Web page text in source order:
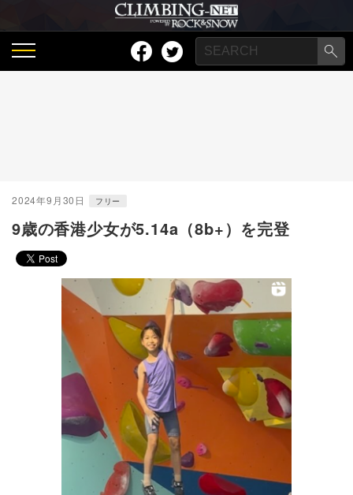
2024年9月30日 フリー
9歳の香港少女が5.14a（8b+）を完登